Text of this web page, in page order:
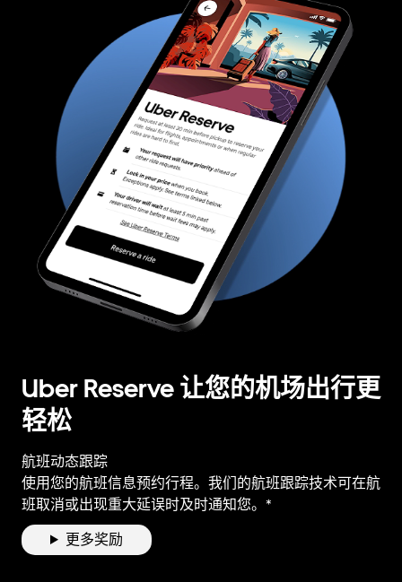
Uber Reserve 让您的机场出行更
轻松
航班动态跟踪
使用您的航班信息预约行程。我们的航班跟踪技术可在航
班取消或出现重大延误时及时通知您。*
更多奖励